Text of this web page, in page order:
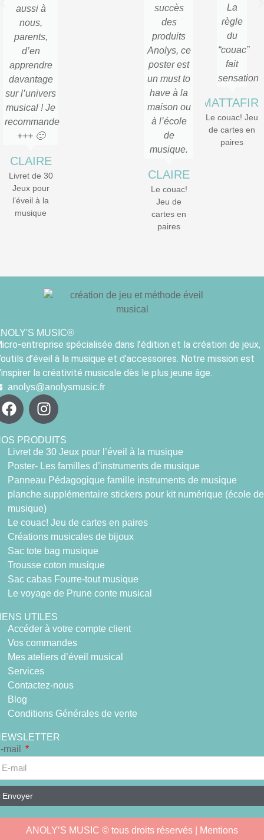
aussi à
nous,
parents,
d’en
apprendre
davantage
sur l’univers
musical ! Je
recommande
+++ 🙂
CLAIRE
Livret de 30
Jeux pour
l’éveil à la
musique
succès
des
produits
Anolys, ce
poster est
un must to
have à la
maison ou
à l’école
de
musique.
CLAIRE
Le couac!
Jeu de
cartes en
paires
La
règle
du
“couac”
fait
sensation
MATTAFIRI
Le couac! Jeu
de cartes en
paires
MUSIC®
entreprise spécialisée dans l’édition et la création de jeux,
d’éveil à la musique et d’accessoires. Notre mission est
la créativité musicale dès le plus jeune âge.
anolys@anolysmusic.fr
PRODUITS
Livret de 30 Jeux pour l’éveil à la musique
Poster- Les familles d’instruments de musique
Panneau Pédagogique famille instruments de musique
planche supplémentaire stickers pour kit numérique (école de
musique)
Le couac! Jeu de cartes en paires
Créations musicales de bijoux
Sac tote bag musique
Trousse coton musique
Sac cabas Fourre-tout musique
Le voyage de Prune conte musical
UTILES
Accéder à votre compte client
Vos commandes
Mes ateliers d’éveil musical
Services
Contactez-nous
Blog
Conditions Générales de vente
mail
Envoyer
ANOLY’S MUSIC © tous droits réservés |
Mentions